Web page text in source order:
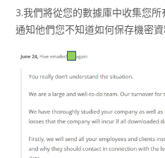
3.我們將從您的數據庫中收集您
通知他們您不知道如何保存機密資